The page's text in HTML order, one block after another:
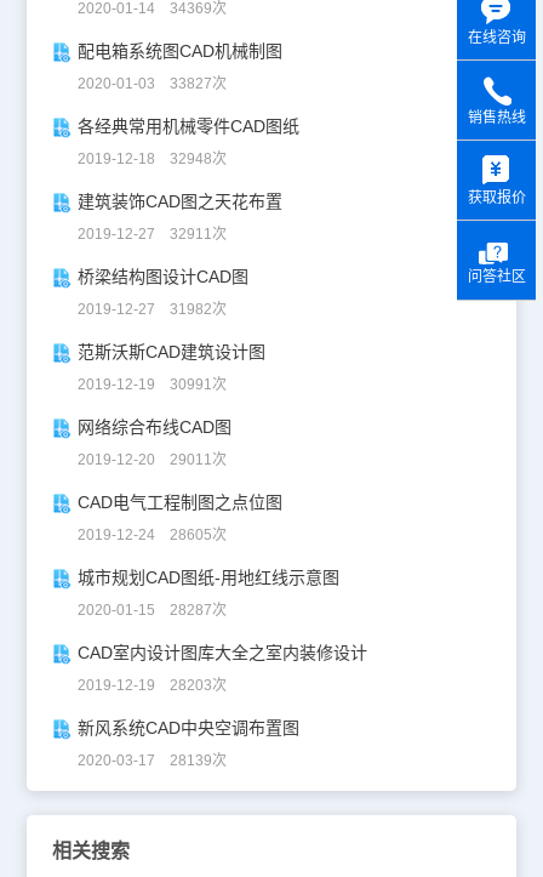
2020-01-14 34369次
配电箱系统图CAD机械制图
2020-01-03 33827次
各经典常用机械零件CAD图纸
2019-12-18 32948次
建筑装饰CAD图之天花布置
2019-12-27 32911次
桥梁结构图设计CAD图
2019-12-27 31982次
范斯沃斯CAD建筑设计图
2019-12-19 30991次
网络综合布线CAD图
2019-12-20 29011次
CAD电气工程制图之点位图
2019-12-24 28605次
城市规划CAD图纸-用地红线示意图
2020-01-15 28287次
CAD室内设计图库大全之室内装修设计
2019-12-19 28203次
新风系统CAD中央空调布置图
2020-03-17 28139次
相关搜索
在线咨询
销售热线
获取报价
问答社区